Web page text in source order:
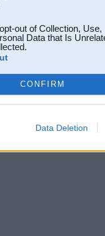
out of Collection,
Data that Is
CONFIRM
Data Deletion